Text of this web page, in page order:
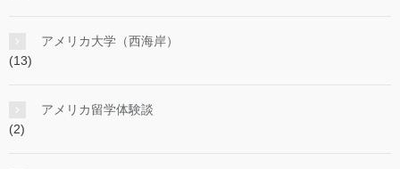
アメリカ大学（西海岸）
(13)
アメリカ留学体験談
(2)